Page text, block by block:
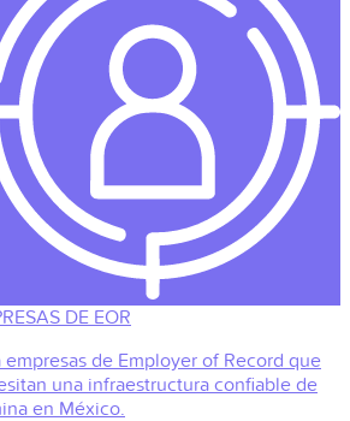
DE EOR
empresas de Employer of Record que
una infraestructura confiable de
en México.